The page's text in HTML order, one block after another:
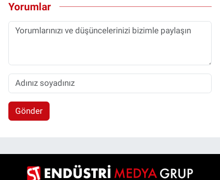
Yorumlar
Gönder